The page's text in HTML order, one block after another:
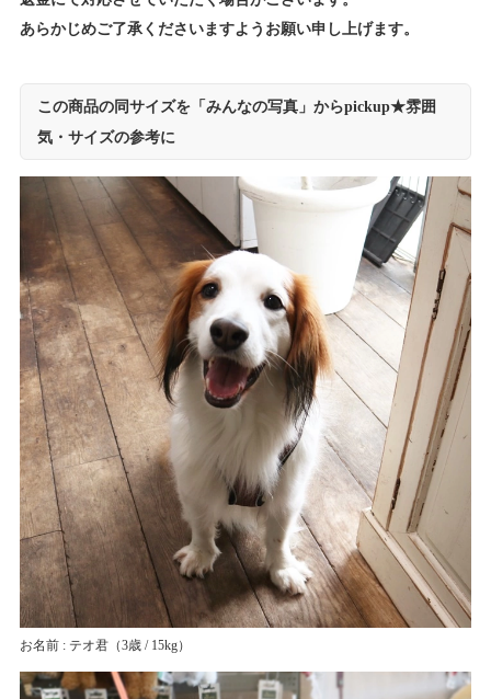
あらかじめご了承くださいますようお願い申し上げます。
この商品の同サイズを「みんなの写真」からpickup★雰囲
気・サイズの参考に
お名前 : テオ君（3歳 / 15kg）